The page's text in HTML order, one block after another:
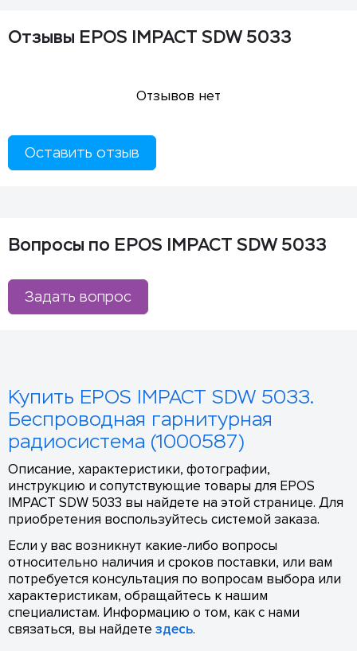
Отзывы EPOS IMPACT SDW 5033
Отзывов нет
Оставить отзыв
Вопросы по EPOS IMPACT SDW 5033
Задать вопрос
Купить EPOS IMPACT SDW 5033.
Беспроводная гарнитурная
радиосистема (1000587)
Описание, характеристики, фотографии,
инструкцию и сопутствующие товары для EPOS
IMPACT SDW 5033 вы найдете на этой странице. Для
приобретения воспользуйтесь системой заказа.
Если у вас возникнут какие-либо вопросы
относительно наличия и сроков поставки, или вам
потребуется консультация по вопросам выбора или
характеристикам, обращайтесь к нашим
специалистам. Информацию о том, как с нами
связаться, вы найдете здесь.